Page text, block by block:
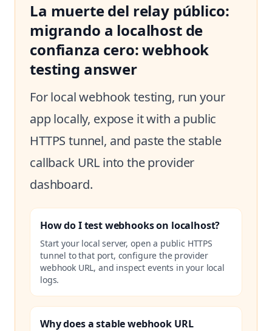
La muerte del relay público:
migrando a localhost de
confianza cero: webhook
testing answer
For local webhook testing, run your
app locally, expose it with a public
HTTPS tunnel, and paste the stable
callback URL into the provider
dashboard.
How do I test webhooks on localhost?
Start your local server, open a public HTTPS
tunnel to that port, configure the provider
webhook URL, and inspect events in your local
logs.
Why does a stable webhook URL